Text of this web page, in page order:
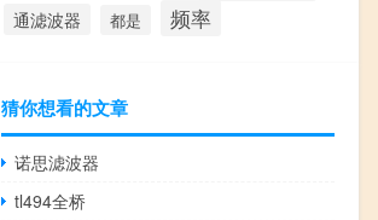
通滤波器 都是 频率
猜你想看的文章
诺思滤波器
tl494全桥